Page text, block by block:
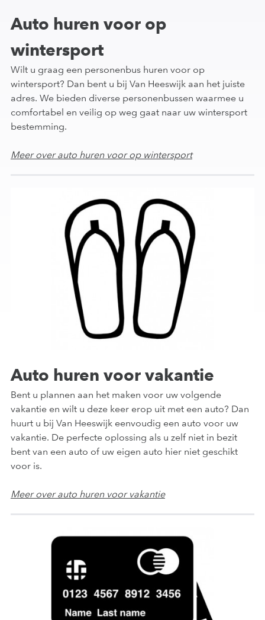
Auto huren voor op
wintersport
Wilt u graag een personenbus huren voor op
wintersport? Dan bent u bij Van Heeswijk aan het juiste
adres. We bieden diverse personenbussen waarmee u
comfortabel en veilig op weg gaat naar uw wintersport
bestemming.
Meer over auto huren voor op wintersport
Auto huren voor vakantie
Bent u plannen aan het maken voor uw volgende
vakantie en wilt u deze keer erop uit met een auto? Dan
huurt u bij Van Heeswijk eenvoudig een auto voor uw
vakantie. De perfecte oplossing als u zelf niet in bezit
bent van een auto of uw eigen auto hier niet geschikt
voor is.
Meer over auto huren voor vakantie